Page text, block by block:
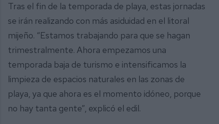
Tras el fin de la temporada de playa, estas jornadas
se irán realizando con más asiduidad en el litoral
mijeño. “Estamos trabajando para que se hagan
trimestralmente. Ahora empezamos una
temporada baja de turismo e intensificamos la
limpieza de espacios naturales en las zonas de
playa, ya que ahora es el momento idóneo, porque
no hay tanta gente”, explicó el edil.